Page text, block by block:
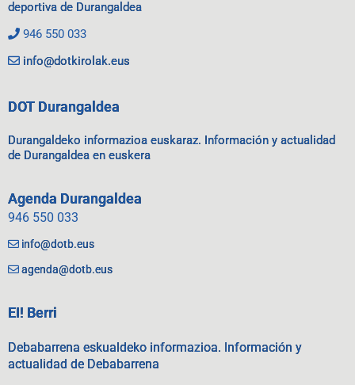
deportiva de Durangaldea
946 550 033
info@dotkirolak.eus
DOT Durangaldea
Durangaldeko informazioa euskaraz. Información y actualidad
de Durangaldea en euskera
Agenda Durangaldea
946 550 033
info@dotb.eus
agenda@dotb.eus
EI! Berri
Debabarrena eskualdeko informazioa. Información y
actualidad de Debabarrena